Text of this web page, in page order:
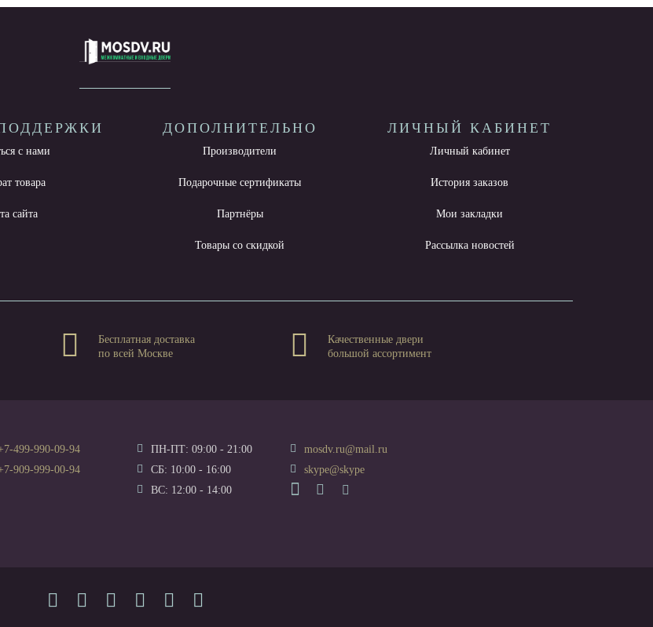
с нами
товара
сайта
ДОПОЛНИТЕЛЬНО
Производители
Подарочные сертификаты
Партнёры
Товары со скидкой
ЛИЧНЫЙ КАБИНЕТ
Личный кабинет
История заказов
Мои закладки
Рассылка новостей
Бесплатная доставка
по всей Москве
Качественные двери
большой ассортимент
499-990-09-94
909-999-00-94
ПН-ПТ: 09:00 - 21:00
СБ: 10:00 - 16:00
ВС: 12:00 - 14:00
mosdv.ru@mail.ru
skype@skype